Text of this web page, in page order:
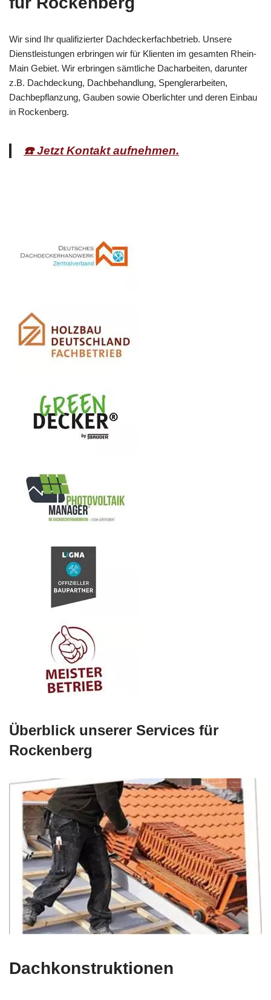
Wir sind Ihr qualifizierter Dachdeckerfachbetrieb. Unsere
Dienstleistungen erbringen wir für Klienten im gesamten Rhein-
Main Gebiet. Wir erbringen sämtliche Dacharbeiten, darunter
z.B. Dachdeckung, Dachbehandlung, Spenglerarbeiten,
Dachbepflanzung, Gauben sowie Oberlichter und deren Einbau
in Rockenberg.
☎️ Jetzt Kontakt aufnehmen.
Überblick unserer Services für
Rockenberg
Dachkonstruktionen